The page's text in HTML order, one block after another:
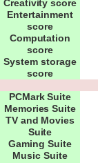
Creativity score
Entertainment
score
Computation
score
System storage
score
PCMark Suite
Memories Suite
TV and Movies
Suite
Gaming Suite
Music Suite